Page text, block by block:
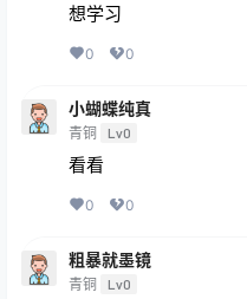
想学习
0 0
小蝴蝶纯真
青铜 Lv0
看看
0 0
粗暴就墨镜
青铜 Lv0